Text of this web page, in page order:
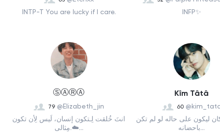
INTP-T You are lucky if I care.
INFP✨
Ⓢ︎Ⓐ︎Ⓡ︎Ⓐ︎
79 @Elizabeth_jin
انتَ خُلقت لِـتكون إنسان، لَيس لِأن تكون
مِثالى.☁️...
Kîm Tâtâ
60
كان ليكون على حاله لو لم تكن
باحضانه...